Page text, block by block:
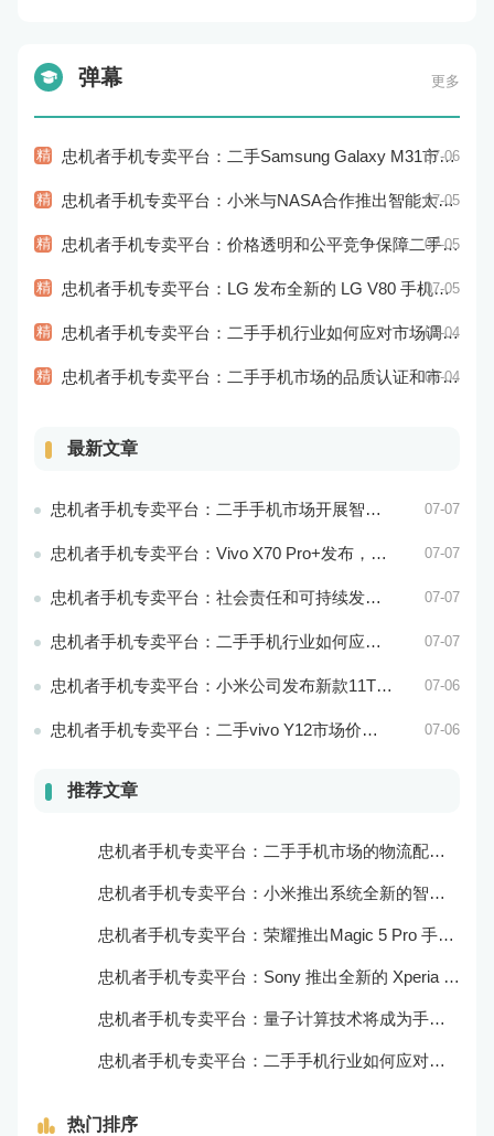
弹幕 更多
精 忠机者手机专卖平台：二手Samsung Galaxy M31市场价格持续下跌07-06
精 忠机者手机专卖平台：小米与NASA合作推出智能太空手表07-05
精 忠机者手机专卖平台：价格透明和公平竞争保障二手手机交易市场的稳定性和健康发展07-05
精 忠机者手机专卖平台：LG 发布全新的 LG V80 手机，支持 5G 网络07-05
精 忠机者手机专卖平台：二手手机行业如何应对市场调整的变动07-04
精 忠机者手机专卖平台：二手手机市场的品质认证和市场溯源07-04
最新文章
忠机者手机专卖平台：二手手机市场开展智能化运营，优化市场流程和效率 07-07
忠机者手机专卖平台：Vivo X70 Pro+发布，搭载超强的拍照能力和高效的处理器 07-07
忠机者手机专卖平台：社会责任和可持续发展是二手手机行业发展的关键 07-07
忠机者手机专卖平台：二手手机行业如何应对环境保护的责任 07-07
忠机者手机专卖平台：小米公司发布新款11T Pro手机，搭载120W快充技术 07-06
忠机者手机专卖平台：二手vivo Y12市场价格相对稳定 07-06
推荐文章
忠机者手机专卖平台：二手手机市场的物流配送和出售方式
忠机者手机专卖平台：小米推出系统全新的智能厨房
忠机者手机专卖平台：荣耀推出Magic 5 Pro 手机，搭载麒麟9000处理器和5000万像素主摄像头
忠机者手机专卖平台：Sony 推出全新的 Xperia 1 III 手机，展现出卓越的技术和品质
忠机者手机专卖平台：量子计算技术将成为手机行业的新的发展方向
忠机者手机专卖平台：二手手机行业如何应对生态系统的要求
热门排序